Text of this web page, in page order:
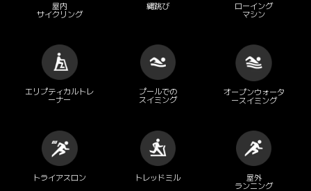
屋内
サイクリング
縄跳び
ローイング
マシン
エリプティカルトレ
ーナー
プールでの
スイミング
オープンウォータ
ースイミング
トライアスロン トレッドミル
屋外
ランニング